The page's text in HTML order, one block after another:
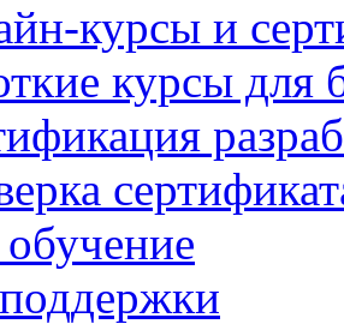
курсы и
курсы для